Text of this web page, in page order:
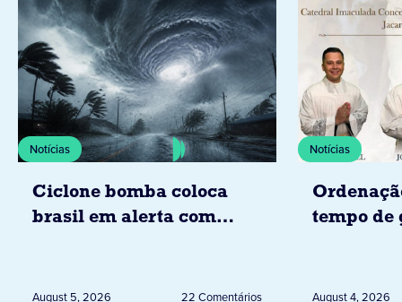
Notícias
Ciclone bomba coloca
brasil em alerta com
dias 6 e 8 de agosto
August 5, 2026 22 Comentários
Notícias
tempo de
August 4, 2026